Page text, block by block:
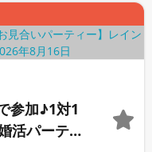
参加♪1対1
活パーティ